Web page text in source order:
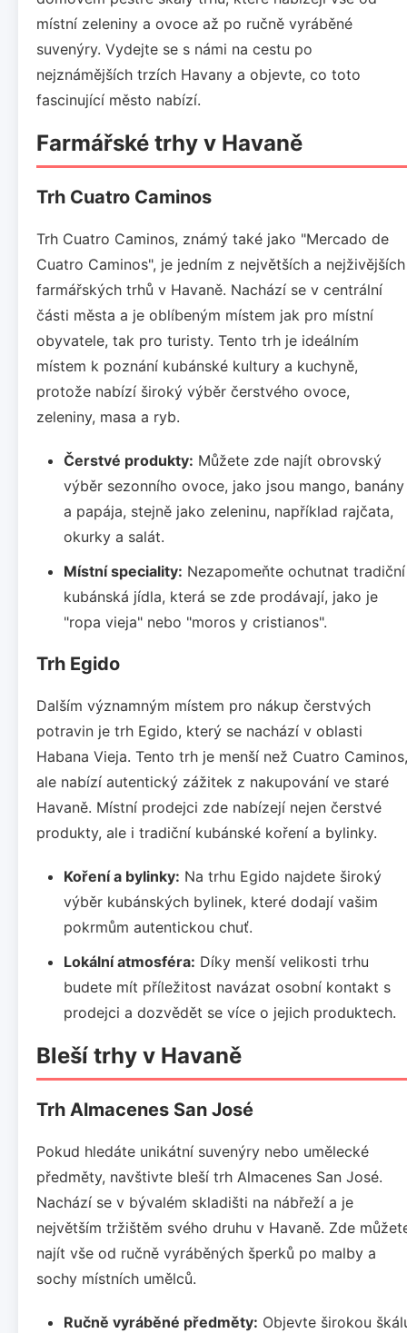
místní zeleniny a ovoce až po ručně vyráběné
suvenýry. Vydejte se s námi na cestu po
nejznámějších trzích Havany a objevte, co toto
fascinující město nabízí.
Farmářské trhy v Havaně
Trh Cuatro Caminos
Trh Cuatro Caminos, známý také jako "Mercado de
Cuatro Caminos", je jedním z největších a nejživějších
farmářských trhů v Havaně. Nachází se v centrální
části města a je oblíbeným místem jak pro místní
obyvatele, tak pro turisty. Tento trh je ideálním
místem k poznání kubánské kultury a kuchyně,
protože nabízí široký výběr čerstvého ovoce,
zeleniny, masa a ryb.
Čerstvé produkty: Můžete zde najít obrovský
výběr sezonního ovoce, jako jsou mango, banány
a papája, stejně jako zeleninu, například rajčata,
okurky a salát.
Místní speciality: Nezapomeňte ochutnat tradiční
kubánská jídla, která se zde prodávají, jako je
"ropa vieja" nebo "moros y cristianos".
Trh Egido
Dalším významným místem pro nákup čerstvých
potravin je trh Egido, který se nachází v oblasti
Habana Vieja. Tento trh je menší než Cuatro Caminos,
ale nabízí autentický zážitek z nakupování ve staré
Havaně. Místní prodejci zde nabízejí nejen čerstvé
produkty, ale i tradiční kubánské koření a bylinky.
Koření a bylinky: Na trhu Egido najdete široký
výběr kubánských bylinek, které dodají vašim
pokrmům autentickou chuť.
Lokální atmosféra: Díky menší velikosti trhu
budete mít příležitost navázat osobní kontakt s
prodejci a dozvědět se více o jejich produktech.
Bleší trhy v Havaně
Trh Almacenes San José
Pokud hledáte unikátní suvenýry nebo umělecké
předměty, navštivte bleší trh Almacenes San José.
Nachází se v bývalém skladišti na nábřeží a je
největším tržištěm svého druhu v Havaně. Zde
najít vše od ručně vyráběných šperků po malby a
sochy místních umělců.
Ručně vyráběné předměty: Objevte širokou